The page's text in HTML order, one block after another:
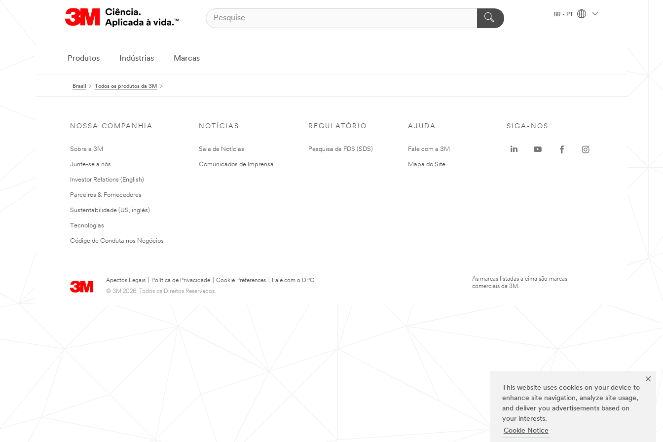
This website uses cookies on your device to
enhance site navigation, analyze site usage,
and deliver you advertisements based on
your interests.
Cookie Notice
BR - PT
Produtos Indústrias Marcas
Brasil Todos os produtos da 3M
NOSSA COMPANHIA
Sobre a 3M
Junte-se a nós
Investor Relations (English)
Parceiros & Fornecedores
Sustentabilidade (US, inglés)
Tecnologias
Código de Conduta nos Negócios
NOTÍCIAS
Sala de Notícias
Comunicados de Imprensa
REGULATÓRIO
Pesquisa da FDS (SDS)
AJUDA
Fale com a 3M
Mapa do Site
Apectos Legais Política de Privacidade Cookie Preferences
Fale com o DPO
© 3M 2026. Todos os Direitos Reservados.
SIGA-NOS
As marcas listadas a cima são marcas
comerciais da 3M.